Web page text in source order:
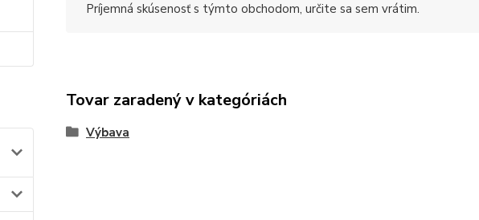
Príjemná skúsenosť s týmto obchodom, určite sa sem vrátim.
Tovar zaradený v kategóriách
Výbava